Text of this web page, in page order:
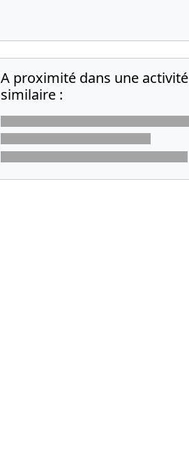
A proximité dans une activité
similaire :